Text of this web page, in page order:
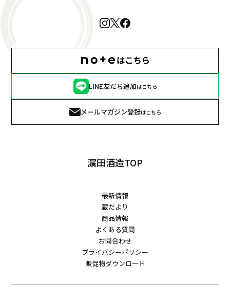
LINE友だち追加はこちら
メールマガジン登録はこちら
濵田酒造TOP
最新情報
蔵だより
商品情報
よくある質問
お問合わせ
プライバシーポリシー
販促物ダウンロード